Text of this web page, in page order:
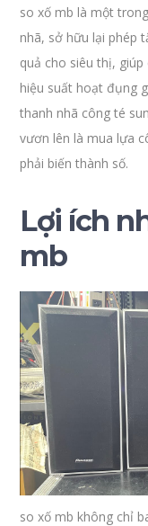
so xố mb là một
nhã, sở hữu lại phép
quả cho siêu thị,
hiệu suất hoạt đụng
thanh nhã công té
vươn lên là mua lựa
phải biến thành số.
Lợi ích
mb
so xố mb không chỉ